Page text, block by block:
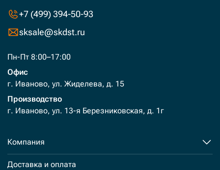
+7 (499) 394-50-93
sksale@skdst.ru
Пн-Пт 8:00–17:00
Офис
г. Иваново, ул. Жиделева, д. 15
Производство
г. Иваново, ул. 13-я Березниковская, д. 1г
Компания
Доставка и оплата